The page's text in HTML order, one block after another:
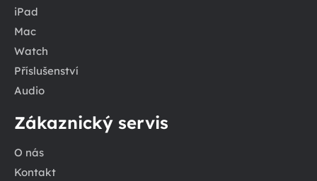
iPad
Mac
Watch
Příslušenství
Audio
Zákaznický servis
O nás
Kontakt